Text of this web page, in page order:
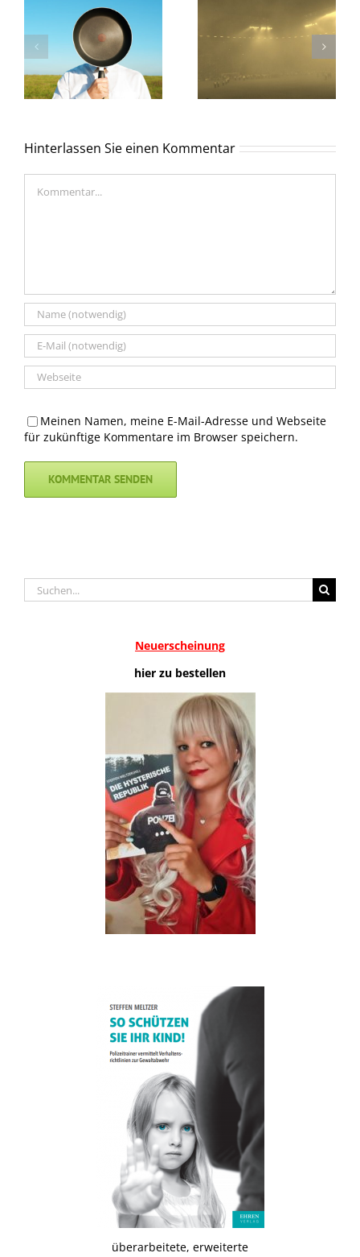
Hinterlassen Sie einen Kommentar
Meinen Namen, meine E-Mail-Adresse und Webseite
für zukünftige Kommentare im Browser speichern.
Suche
nach:
Neuerscheinung
hier zu bestellen
überarbeitete, erweiterte